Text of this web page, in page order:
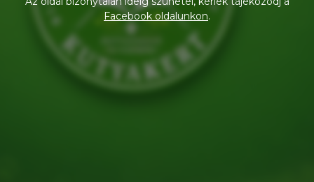
Facebook oldalunkon.